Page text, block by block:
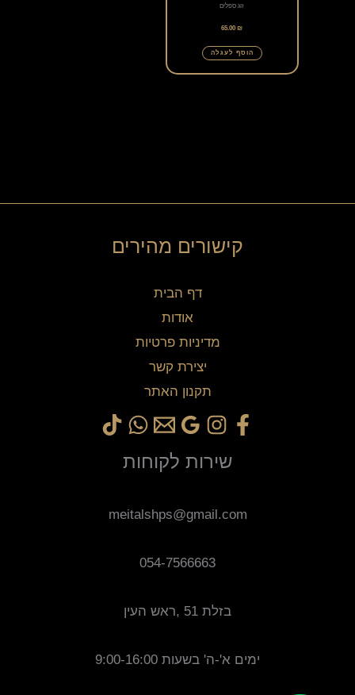
זוג ספלים
65.00₪
הוסף לעגלה
קישורים מהירים
דף הבית
אודות
מדיניות פרטיות
יצירת קשר
תקנון האתר
שירות לקוחות
meitalshps@gmail.com
054-7566663
בזלת 51 ,ראש העין
ימים א'-ה' בשעות 9:00-16:00